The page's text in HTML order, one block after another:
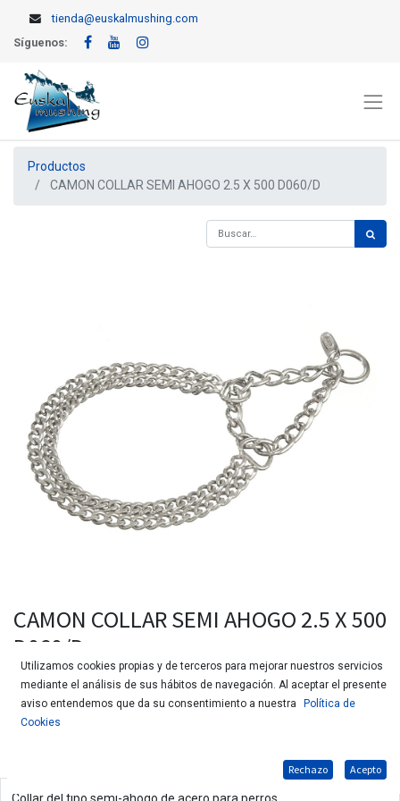
tienda@euskalmushing.com
Síguenos:
Productos
CAMON COLLAR SEMI AHOGO 2.5 X 500 D060/D
CAMON COLLAR SEMI AHOGO 2.5 X 500
D060/D
Utilizamos cookies propias y de terceros para mejorar nuestros servicios
mediante el análisis de sus hábitos de navegación. Al aceptar el presente
aviso entendemos que da su consentimiento a nuestra
Política de
Cookies
Rechazo Acepto